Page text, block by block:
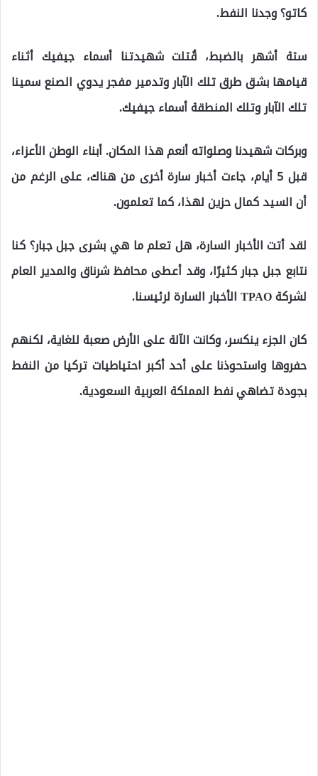
كاتو؟ وجدنا النفط.
ستة أشهر بالضبط، قُتلت شهيدتنا أسماء جيفيك أثناء
قيامها بشق طرق تلك الآبار وتدمير مفجر يدوي الصنع سمينا
تلك الآبار وتلك المنطقة أسماء جيفيك.
وبركات شهيدنا وصلواته أنعم هذا المكان. أبناء الوطن الأعزاء،
قبل 5 أيام، جاءت أخبار سارة أخرى من هناك، على الرغم من
أن السيد كمال حزين لهذا، كما تعلمون.
لقد أتت الأخبار السارة، هل تعلم ما هي بشرى جبل جبار؟ كنا
نتابع جبل جبار كثيرًا، وقد أعطى محافظ شرناق والمدير العام
لشركة TPAO الأخبار السارة لرئيسنا.
كان الجزء ينكسر، وكانت الآلة على الأرض صعبة للغاية، لكنهم
حفروها واستحوذنا على أحد أكبر احتياطيات تركيا من النفط
بجودة تضاهي نفط المملكة العربية السعودية.